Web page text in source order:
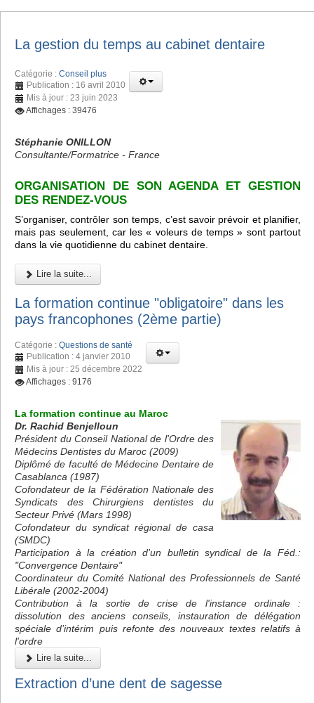
La gestion du temps au cabinet dentaire
Catégorie : Conseil plus
Publication : 16 avril 2010
Mis à jour : 23 juin 2023
Affichages : 39476
Stéphanie ONILLON
Consultante/Formatrice - France
ORGANISATION DE SON AGENDA ET GESTION
DES RENDEZ-VOUS
S’organiser, contrôler son temps, c’est savoir prévoir et planifier,
mais pas seulement, car les « voleurs de temps » sont partout
dans la vie quotidienne du cabinet dentaire.
Lire la suite...
La formation continue "obligatoire" dans les
pays francophones (2ème partie)
Catégorie : Questions de santé
Publication : 4 janvier 2010
Mis à jour : 25 décembre 2022
Affichages : 9176
La formation continue au Maroc
Dr. Rachid Benjelloun
Président du Conseil National de l'Ordre des
Médecins Dentistes du Maroc (2009)
Diplômé de faculté de Médecine Dentaire de
Casablanca (1987)
Cofondateur de la Fédération Nationale des
Syndicats des Chirurgiens dentistes du
Secteur Privé (Mars 1998)
Cofondateur du syndicat régional de casa
(SMDC)
Participation à la création d'un bulletin syndical de la Féd.:
"Convergence Dentaire"
Coordinateur du Comité National des Professionnels de Santé
Libérale (2002-2004)
Contribution à la sortie de crise de l'instance ordinale :
dissolution des anciens conseils, instauration de délégation
spéciale d’intérim puis refonte des nouveaux textes relatifs à
l'ordre
Lire la suite...
Extraction d’une dent de sagesse